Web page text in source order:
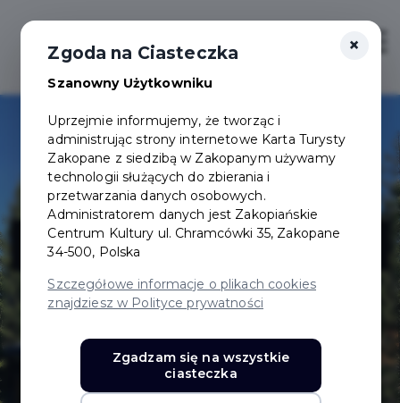
Login/Rejestracja
Willa Leśna
×
Zgoda na Ciasteczka
Szanowny Użytkowniku
Uprzejmie informujemy, że tworząc i
administrując strony internetowe Karta Turysty
Zakopane z siedzibą w Zakopanym używamy
technologii służących do zbierania i
przetwarzania danych osobowych.
Administratorem danych jest Zakopiańskie
Centrum Kultury ul. Chramcówki 35, Zakopane
34-500, Polska
Szczegółowe informacje o plikach cookies
znajdziesz w Polityce prywatności
Zgadzam się na wszystkie
ciasteczka